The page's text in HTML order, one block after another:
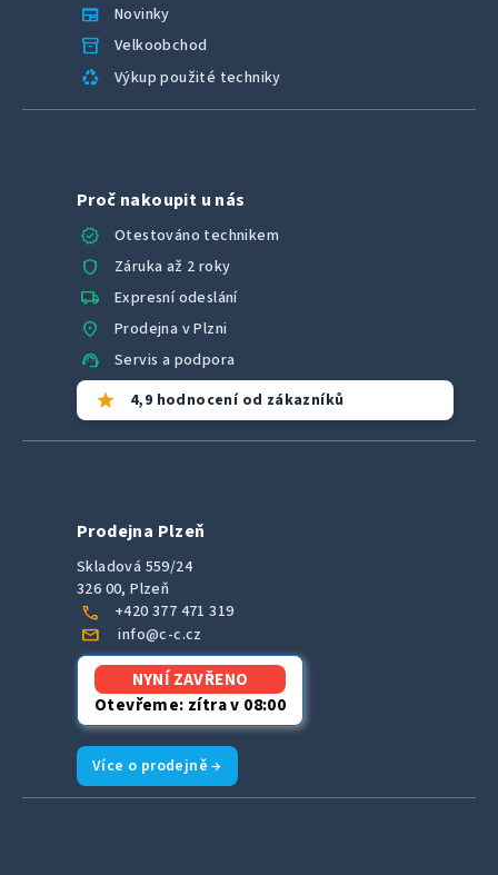
newspaper Novinky
inventory_2 Velkoobchod
recycling Výkup použité techniky
Proč nakoupit u nás
verified
Otestováno technikem
shield Záruka až 2 roky
local_shipping Expresní odeslání
location_on Prodejna v Plzni
support_agent Servis a podpora
star 4,9 hodnocení od zákazníků
Prodejna Plzeň
Skladová 559/24
326 00, Plzeň
call +420 377 471 319
mail info@c-c.cz
NYNÍ ZAVŘENO
Otevřeme: zítra v 08:00
Více o prodejně →